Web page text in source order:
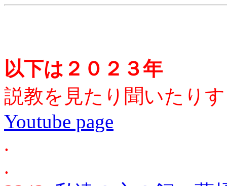
以下は２０２３年
説教を見たり聞いたり
Youtube page
.
.